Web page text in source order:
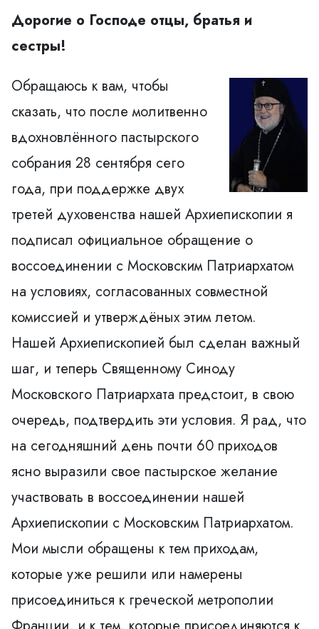
Дорогие о Господе отцы, братья и
сестры!
Обращаюсь к вам, чтобы
сказать, что после молитвенно
вдохновлённого пастырского
собрания 28 сентября сего
года, при поддержке двух
третей духовенства нашей Архиепископии я
подписал официальное обращение о
воссоединении с Московским Патриархатом
на условиях, согласованных совместной
комиссией и утверждёных этим летом.
Нашей Архиепископией был сделан важный
шаг, и теперь Священному Синоду
Московского Патриархата предстоит, в свою
очередь, подтвердить эти условия. Я рад, что
на сегодняшний день почти 60 приходов
яcно выразили свое пастырское желание
участвовать в воссоединении нашей
Архиепископии с Московским Патриархатом.
Мои мысли обращены к тем приходам,
которые уже решили или намерены
присоединиться к греческой метрополии